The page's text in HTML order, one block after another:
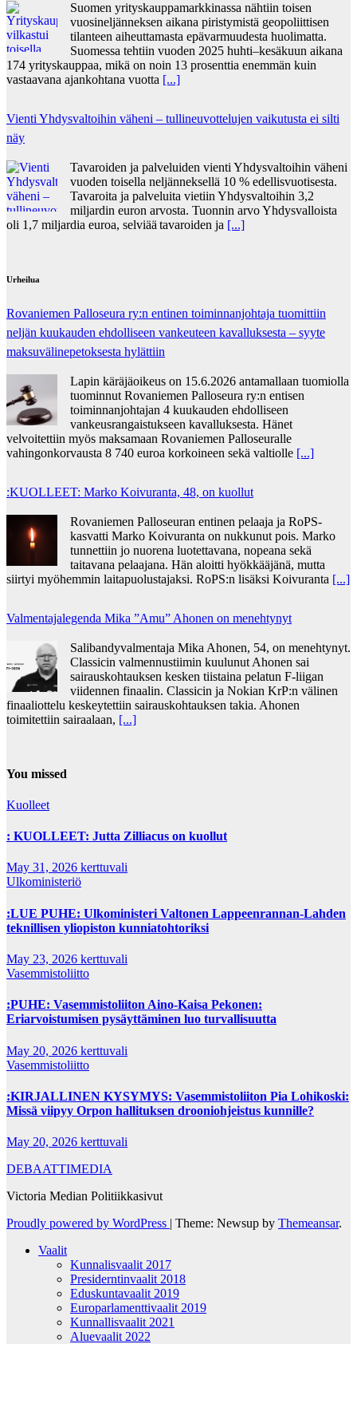
Suomen yrityskauppamarkkinassa nähtiin toisen
vuosineljänneksen aikana piristymistä geopoliittisen
tilanteen aiheuttamasta epävarmuudesta huolimatta.
Suomessa tehtiin vuoden 2025 huhti–kesäkuun aikana
174 yrityskauppaa, mikä on noin 13 prosenttia enemmän kuin
vastaavana ajankohtana vuotta [...]
Vienti Yhdysvaltoihin väheni – tullineuvottelujen vaikutusta ei silti
näy
Tavaroiden ja palveluiden vienti Yhdysvaltoihin väheni
vuoden toisella neljänneksellä 10 % edellisvuotisesta.
Tavaroita ja palveluita vietiin Yhdysvaltoihin 3,2
miljardin euron arvosta. Tuonnin arvo Yhdysvalloista
oli 1,7 miljardia euroa, selviää tavaroiden ja [...]
Urheilua
Rovaniemen Palloseura ry:n entinen toiminnanjohtaja tuo­mit­tiin
neljän kuu­kau­den eh­dol­li­seen van­keu­teen ka­val­luk­ses­ta – syyte
mak­su­vä­li­ne­pe­tok­ses­ta hy­lät­tiin
Lapin käräjäoikeus on 15.6.2026 antamallaan tuomiolla
tuominnut Rovaniemen Palloseura ry:n entisen
toiminnanjohtajan 4 kuukauden ehdolliseen
vankeusrangaistukseen kavalluksesta. Hänet
velvoitettiin myös maksamaan Rovaniemen Palloseuralle
vahingonkorvausta 8 740 euroa korkoineen sekä valtiolle [...]
:KUOLLEET: Marko Koivuranta, 48, on kuollut
Rovaniemen Palloseuran entinen pelaaja ja RoPS-
kasvatti Marko Koivuranta on nukkunut pois. Marko
tunnettiin jo nuorena luotettavana, nopeana sekä
taitavana pelaajana. Hän aloitti hyökkääjänä, mutta
siirtyi myöhemmin laitapuolustajaksi. RoPS:n lisäksi Koivuranta [...]
Valmentajalegenda Mika ”Amu” Ahonen on menehtynyt
Salibandyvalmentaja Mika Ahonen, 54, on menehtynyt.
Classicin valmennustiimin kuulunut Ahonen sai
sairauskohtauksen kesken tiistaina pelatun F-liigan
viidennen finaalin. Classicin ja Nokian KrP:n välinen
finaaliottelu keskeytettiin sairauskohtauksen takia. Ahonen
toimitettiin sairaalaan, [...]
You missed
Kuolleet
: KUOLLEET: Jutta Zilliacus on kuollut
May 31, 2026 kerttuvali
Ulkoministeriö
:LUE PUHE: Ulkoministeri Valtonen Lappeenrannan-Lahden
teknillisen yliopiston kunniatohtoriksi
May 23, 2026 kerttuvali
Vasemmistoliitto
:PUHE: Vasemmistoliiton Aino-Kaisa Pekonen:
Eriarvoistumisen pysäyttäminen luo turvallisuutta
May 20, 2026 kerttuvali
Vasemmistoliitto
:KIRJALLINEN KYSYMYS: Vasemmistoliiton Pia Lohikoski:
Missä viipyy Orpon hallituksen drooniohjeistus kunnille?
May 20, 2026 kerttuvali
DEBAATTIMEDIA
Victoria Median Politiikkasivut
Proudly powered by WordPress | Theme: Newsup by Themeansar.
Vaalit
Kunnalisvaalit 2017
Presiderntinvaalit 2018
Eduskuntavaalit 2019
Europarlamenttivaalit 2019
Kunnallisvaalit 2021
Aluevaalit 2022